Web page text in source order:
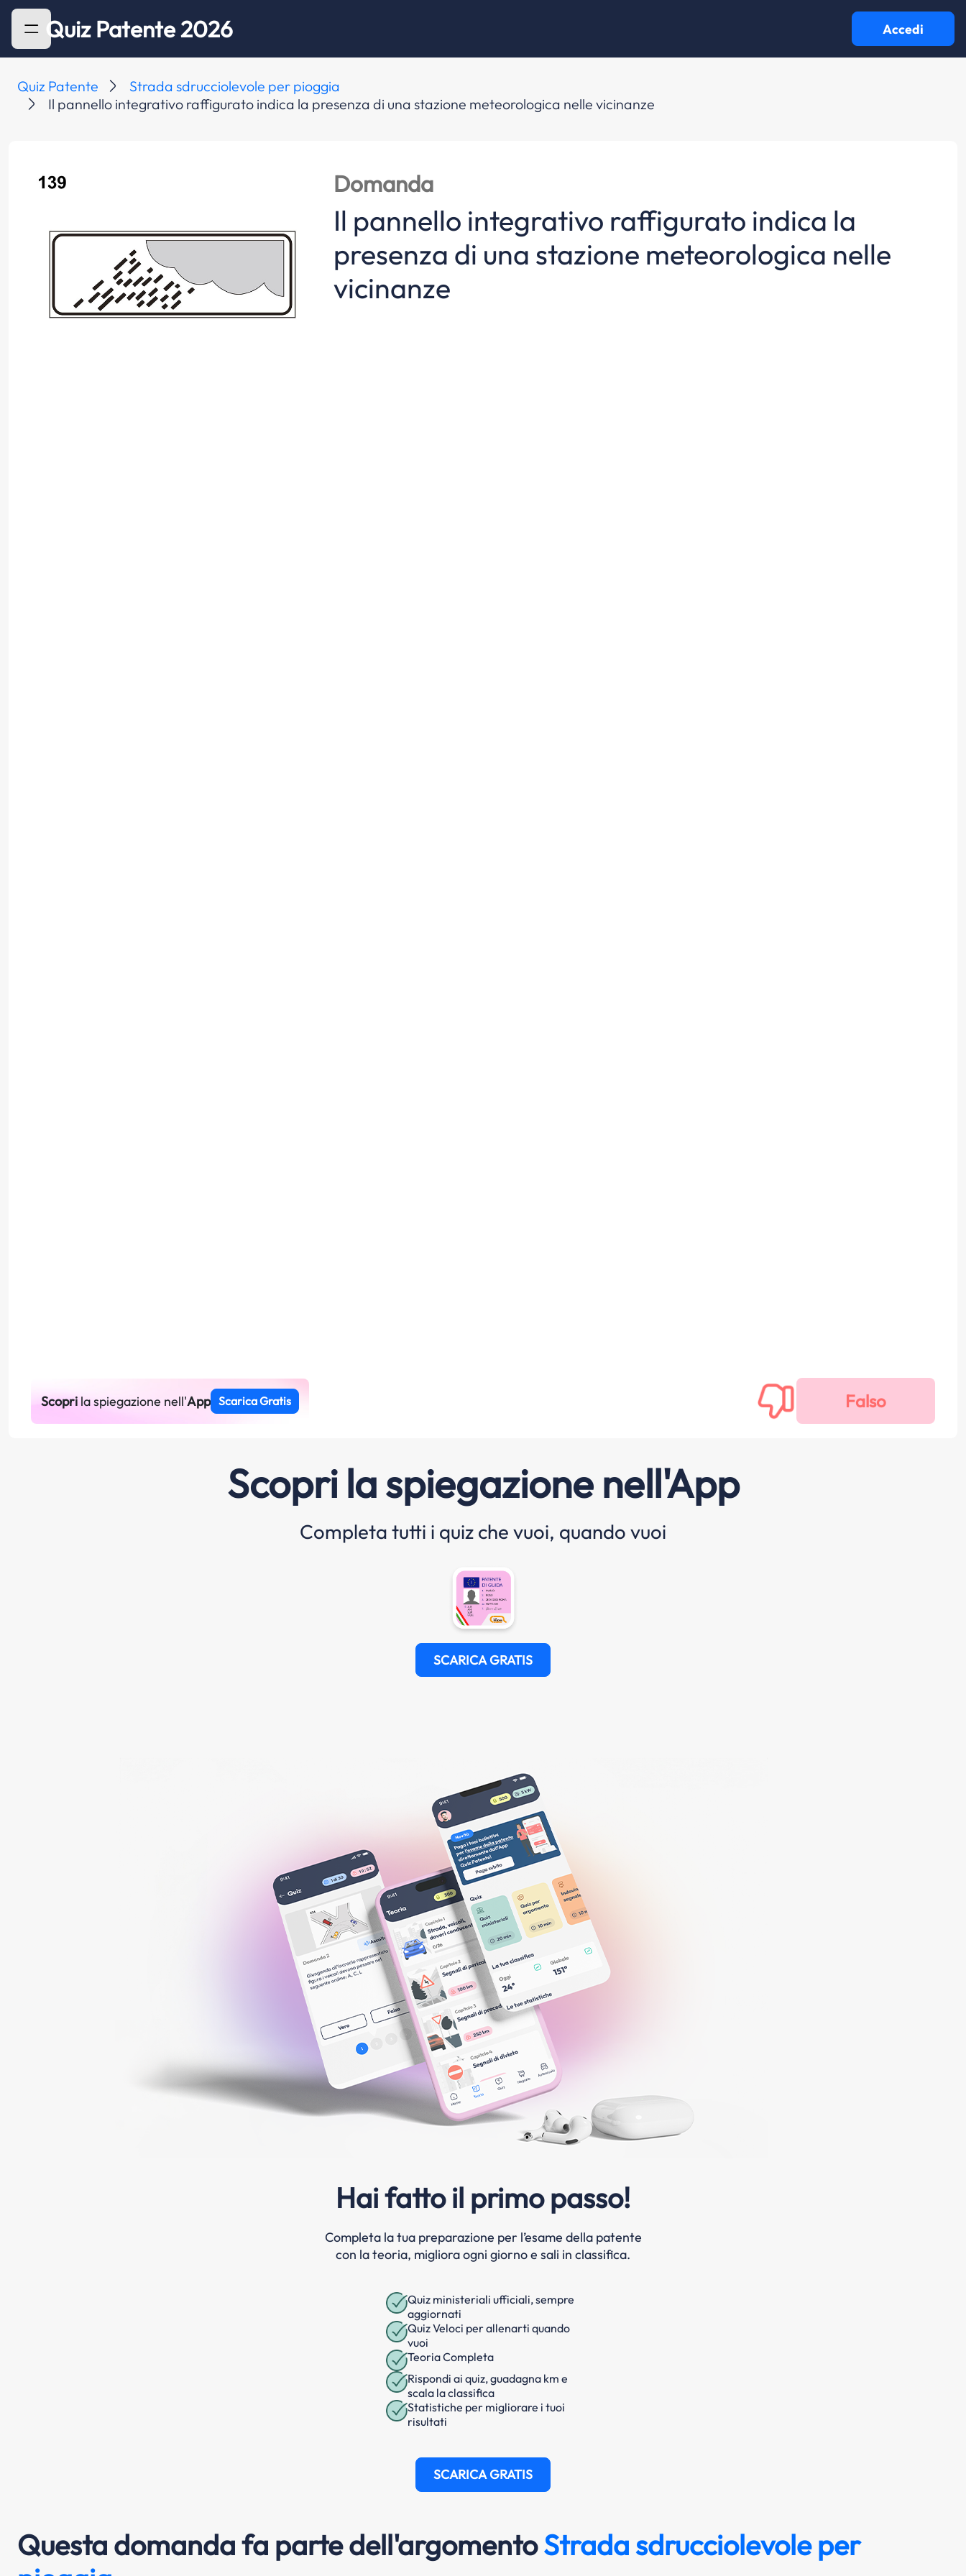
Quiz Patente 2026 Accedi
Quiz Patente
Strada sdrucciolevole per pioggia
Il pannello integrativo raffigurato indica la presenza di una stazione meteorologica nelle vicinanze
Domanda
Il pannello integrativo raffigurato indica la
presenza di una stazione meteorologica nelle
vicinanze
Scoprila spiegazione nell'App Scarica Gratis
Scopri la spiegazione nell'App
Completa tutti i quiz che vuoi, quando vuoi
SCARICA GRATIS
Hai fatto il primo passo!
Completa la tua preparazione per l’esame della patente
con la teoria, migliora ogni giorno e sali in classifica.
Quiz ministeriali ufficiali, sempre
aggiornati
Quiz Veloci per allenarti quando
vuoi
Teoria Completa
Rispondi ai quiz, guadagna km e
scala la classifica
Statistiche per migliorare i tuoi
risultati
SCARICA GRATIS
Questa domanda fa parte dell'argomentoStrada sdrucciolevole per